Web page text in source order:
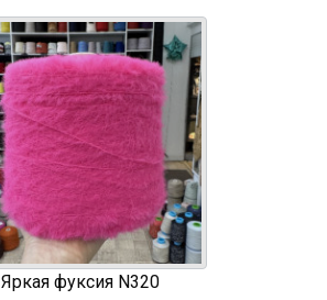
Яркая фуксия N320